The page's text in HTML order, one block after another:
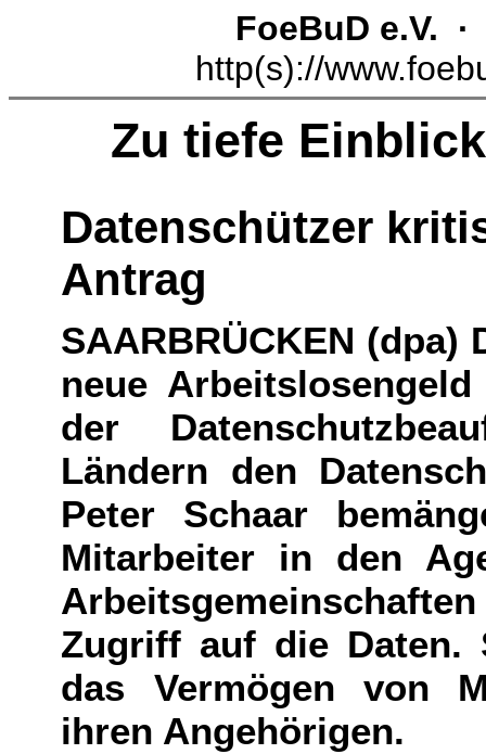
FoeBuD e.V.
http(s)://
Zu tiefe
Datenschützer
Antrag
SAARBRÜCKEN
neue
der
Ländern den
Peter Schaar
Mitarbeiter in den
Zugriff auf die
das Vermögen von
ihren Angehörigen.